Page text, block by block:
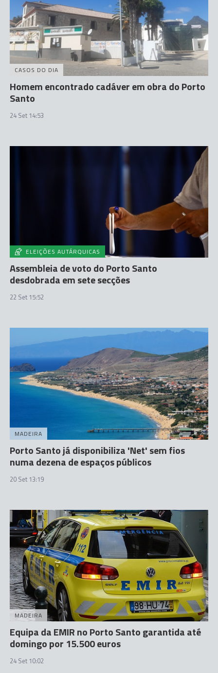
CASOS DO DIA
Homem encontrado cadáver em obra do Porto
Santo
24 Set 14:53
ELEIÇÕES AUTÁRQUICAS
Assembleia de voto do Porto Santo
desdobrada em sete secções
22 Set 15:52
MADEIRA
Porto Santo já disponibiliza 'Net' sem fios
numa dezena de espaços públicos
20 Set 13:19
MADEIRA
Equipa da EMIR no Porto Santo garantida até
domingo por 15.500 euros
24 Set 10:02